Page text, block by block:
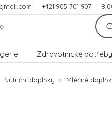
+421 905 701 907
Zdravotnické
Nutriční doplňky Mléčné